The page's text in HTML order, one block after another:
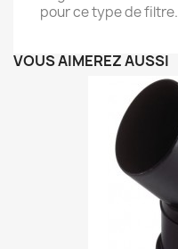
pour ce type de filtre.
VOUS AIMEREZ AUSSI